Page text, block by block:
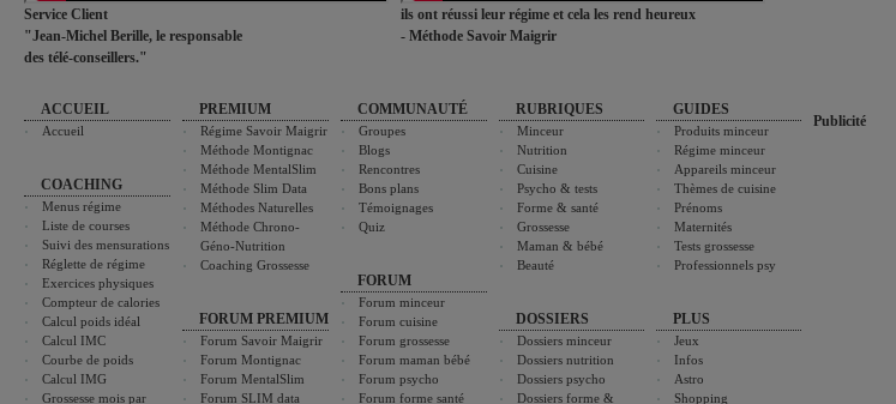
Service Client
"Jean-Michel Berille, le responsable
des télé-conseillers."
ils ont réussi leur régime et cela les rend heureux
- Méthode Savoir Maigrir
ACCUEIL
Accueil
COACHING
Menus régime
Liste de courses
Suivi des mensurations
Réglette de régime
Exercices physiques
Compteur de calories
Calcul poids idéal
Calcul IMC
Courbe de poids
Calcul IMG
Grossesse mois par
PREMIUM
Régime Savoir Maigrir
Méthode Montignac
Méthode MentalSlim
Méthode Slim Data
Méthodes Naturelles
Méthode Chrono-
Géno-Nutrition
Coaching Grossesse
FORUM PREMIUM
Forum Savoir Maigrir
Forum Montignac
Forum MentalSlim
Forum SLIM data
COMMUNAUTÉ
Groupes
Blogs
Rencontres
Bons plans
Témoignages
Quiz
FORUM
Forum minceur
Forum cuisine
Forum grossesse
Forum maman bébé
Forum psycho
Forum forme santé
RUBRIQUES
Minceur
Nutrition
Cuisine
Psycho & tests
Forme & santé
Grossesse
Maman & bébé
Beauté
DOSSIERS
Dossiers minceur
Dossiers nutrition
Dossiers psycho
Dossiers forme &
GUIDES
Produits minceur
Régime minceur
Appareils minceur
Thèmes de cuisine
Prénoms
Maternités
Tests grossesse
Professionnels psy
PLUS
Jeux
Infos
Astro
Shopping
Publicité